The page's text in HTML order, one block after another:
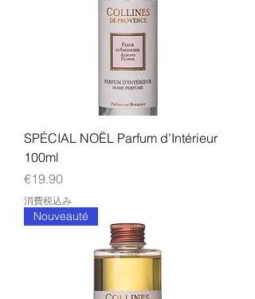
SPÉCIAL NOËL Parfum d’Intérieur
100ml
価格
€19.90
消費税込み
Nouveauté